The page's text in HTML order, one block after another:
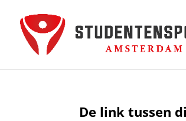
De link tussen